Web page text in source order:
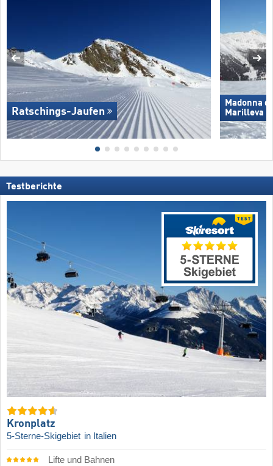
Ratschings-Jaufen
Madonna
Marilleva
Testberichte
Kronplatz
5-Sterne-Skigebiet in Italien
Lifte und Bahnen